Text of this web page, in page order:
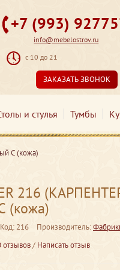
+7 (993)
info@mebelostrov.ru
с 10 до 21
ЗАКАЗАТЬ ЗВОНОК
и стулья Тумбы
С (кожа)
216
(кожа)
Код: 216 Производитель:
отзывов/ Написать отзыв